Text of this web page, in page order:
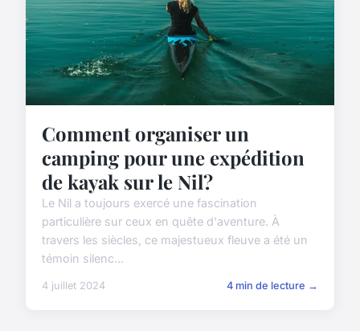
Comment organiser un
camping pour une expédition
de kayak sur le Nil?
Le Nil a toujours exercé une fascination
particulière sur ceux en quête d'aventure. À
travers les siècles, ce majestueux fleuve a été un
témoin silenc...
4 juillet 2024 4 min de lecture →